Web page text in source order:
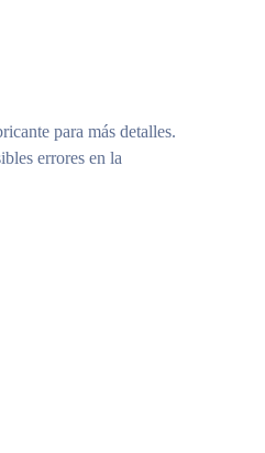
para más detalles.
errores en la